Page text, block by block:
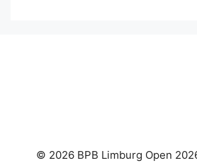
© 2026 BPB Limburg Open